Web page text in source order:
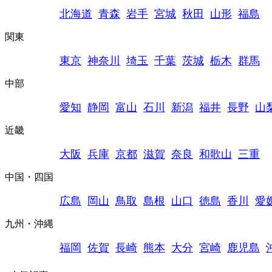
北海道 青森 岩手 宮城 秋田 山形 福島
関東
東京 神奈川 埼玉 千葉 茨城 栃木 群馬
中部
愛知 静岡 富山 石川 新潟 福井 長野 山
近畿
大阪 兵庫 京都 滋賀 奈良 和歌山 三重
中国・四国
広島 岡山 鳥取 島根 山口 徳島 香川 愛
九州・沖縄
福岡 佐賀 長崎 熊本 大分 宮崎 鹿児島